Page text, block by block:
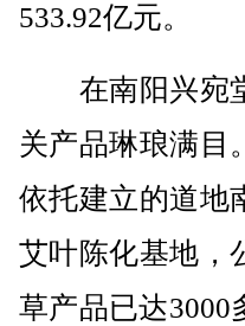
533.92亿元。
在南阳兴宛堂
关产品琳琅满目
依托建立的道地
艾叶陈化基地，
草产品已达3000